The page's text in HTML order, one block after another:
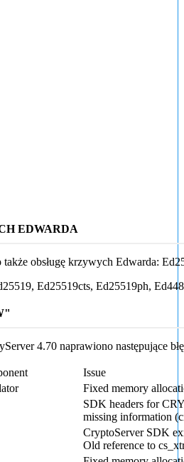
EDWARDA
obsługę krzywych Edwarda:
Ed25519cts, Ed25519ph,
4.70 naprawiono następujące
Issue
Fixed memory
SDK headers for
missing information
CryptoServer SDK
Old reference to